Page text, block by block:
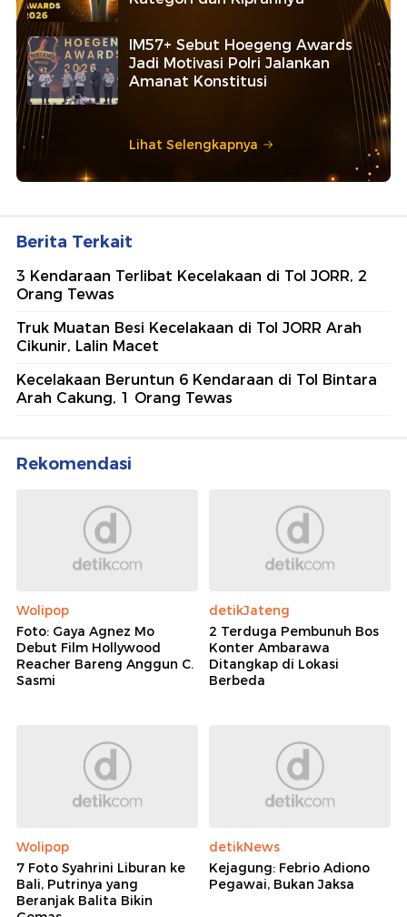
IM57+ Sebut Hoegeng Awards
Jadi Motivasi Polri Jalankan
Amanat Konstitusi
Lihat Selengkapnya
Berita Terkait
3 Kendaraan Terlibat Kecelakaan di Tol JORR, 2
Orang Tewas
Truk Muatan Besi Kecelakaan di Tol JORR Arah
Cikunir, Lalin Macet
Kecelakaan Beruntun 6 Kendaraan di Tol Bintara
Arah Cakung, 1 Orang Tewas
Rekomendasi
Wolipop
Foto: Gaya Agnez Mo
Debut Film Hollywood
Reacher Bareng Anggun C.
Sasmi
detikJateng
2 Terduga Pembunuh Bos
Konter Ambarawa
Ditangkap di Lokasi
Berbeda
Wolipop
7 Foto Syahrini Liburan ke
Bali, Putrinya yang
Beranjak Balita Bikin
detikNews
Kejagung: Febrio Adiono
Pegawai, Bukan Jaksa